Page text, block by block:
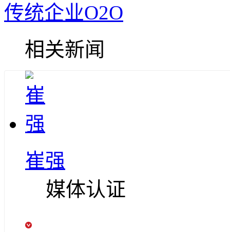
传统企业O2O
相关新闻
崔强
媒体认证